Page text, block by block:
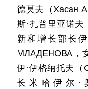
德莫夫（Хасан
斯·扎普里亚诺
新和增长部长
МЛАДЕНОВА，
伊·伊格纳托夫
长米哈伊尔·